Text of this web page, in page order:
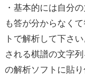
・基本的には自分
も答が分からなく
トで解析して下さい
される棋譜の文字列
の解析ソフトに貼り